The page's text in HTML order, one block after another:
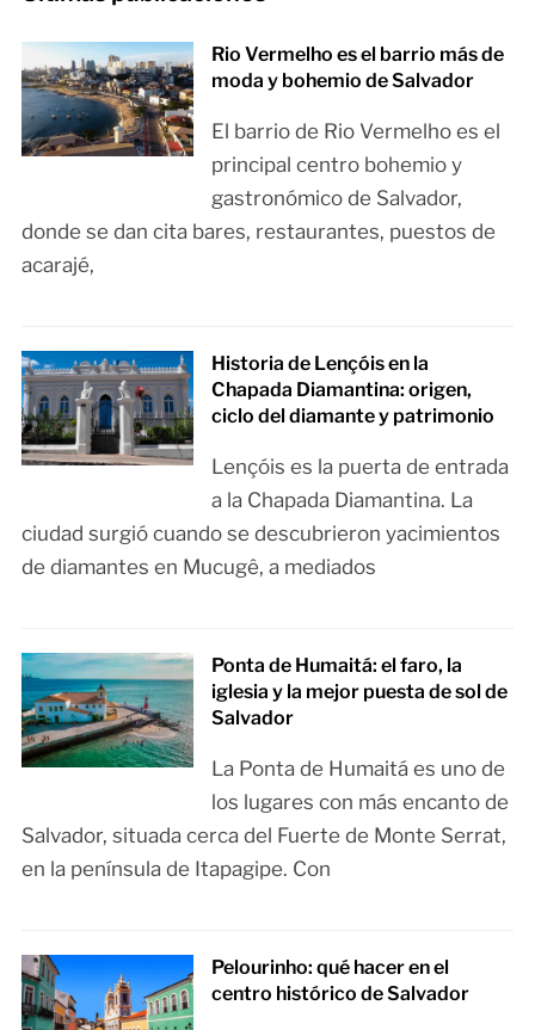
Rio Vermelho es el barrio más de
moda y bohemio de Salvador
El barrio de Rio Vermelho es el
principal centro bohemio y
gastronómico de Salvador,
donde se dan cita bares, restaurantes, puestos de
acarajé,
Historia de Lençóis en la
Chapada Diamantina: origen,
ciclo del diamante y patrimonio
Lençóis es la puerta de entrada
a la Chapada Diamantina. La
ciudad surgió cuando se descubrieron yacimientos
de diamantes en Mucugê, a mediados
Ponta de Humaitá: el faro, la
iglesia y la mejor puesta de sol de
Salvador
La Ponta de Humaitá es uno de
los lugares con más encanto de
Salvador, situada cerca del Fuerte de Monte Serrat,
en la península de Itapagipe. Con
Pelourinho: qué hacer en el
centro histórico de Salvador